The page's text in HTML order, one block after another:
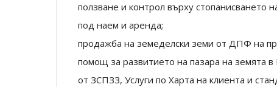
ползване и контрол върху
под наем и аренда;
продажба на земеделски земи от ДПФ на
помощ за развитието на пазара на земята
от ЗСПЗЗ, Услуги по Харта на клиента и